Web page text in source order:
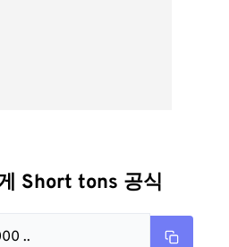
Short tons 공식
..